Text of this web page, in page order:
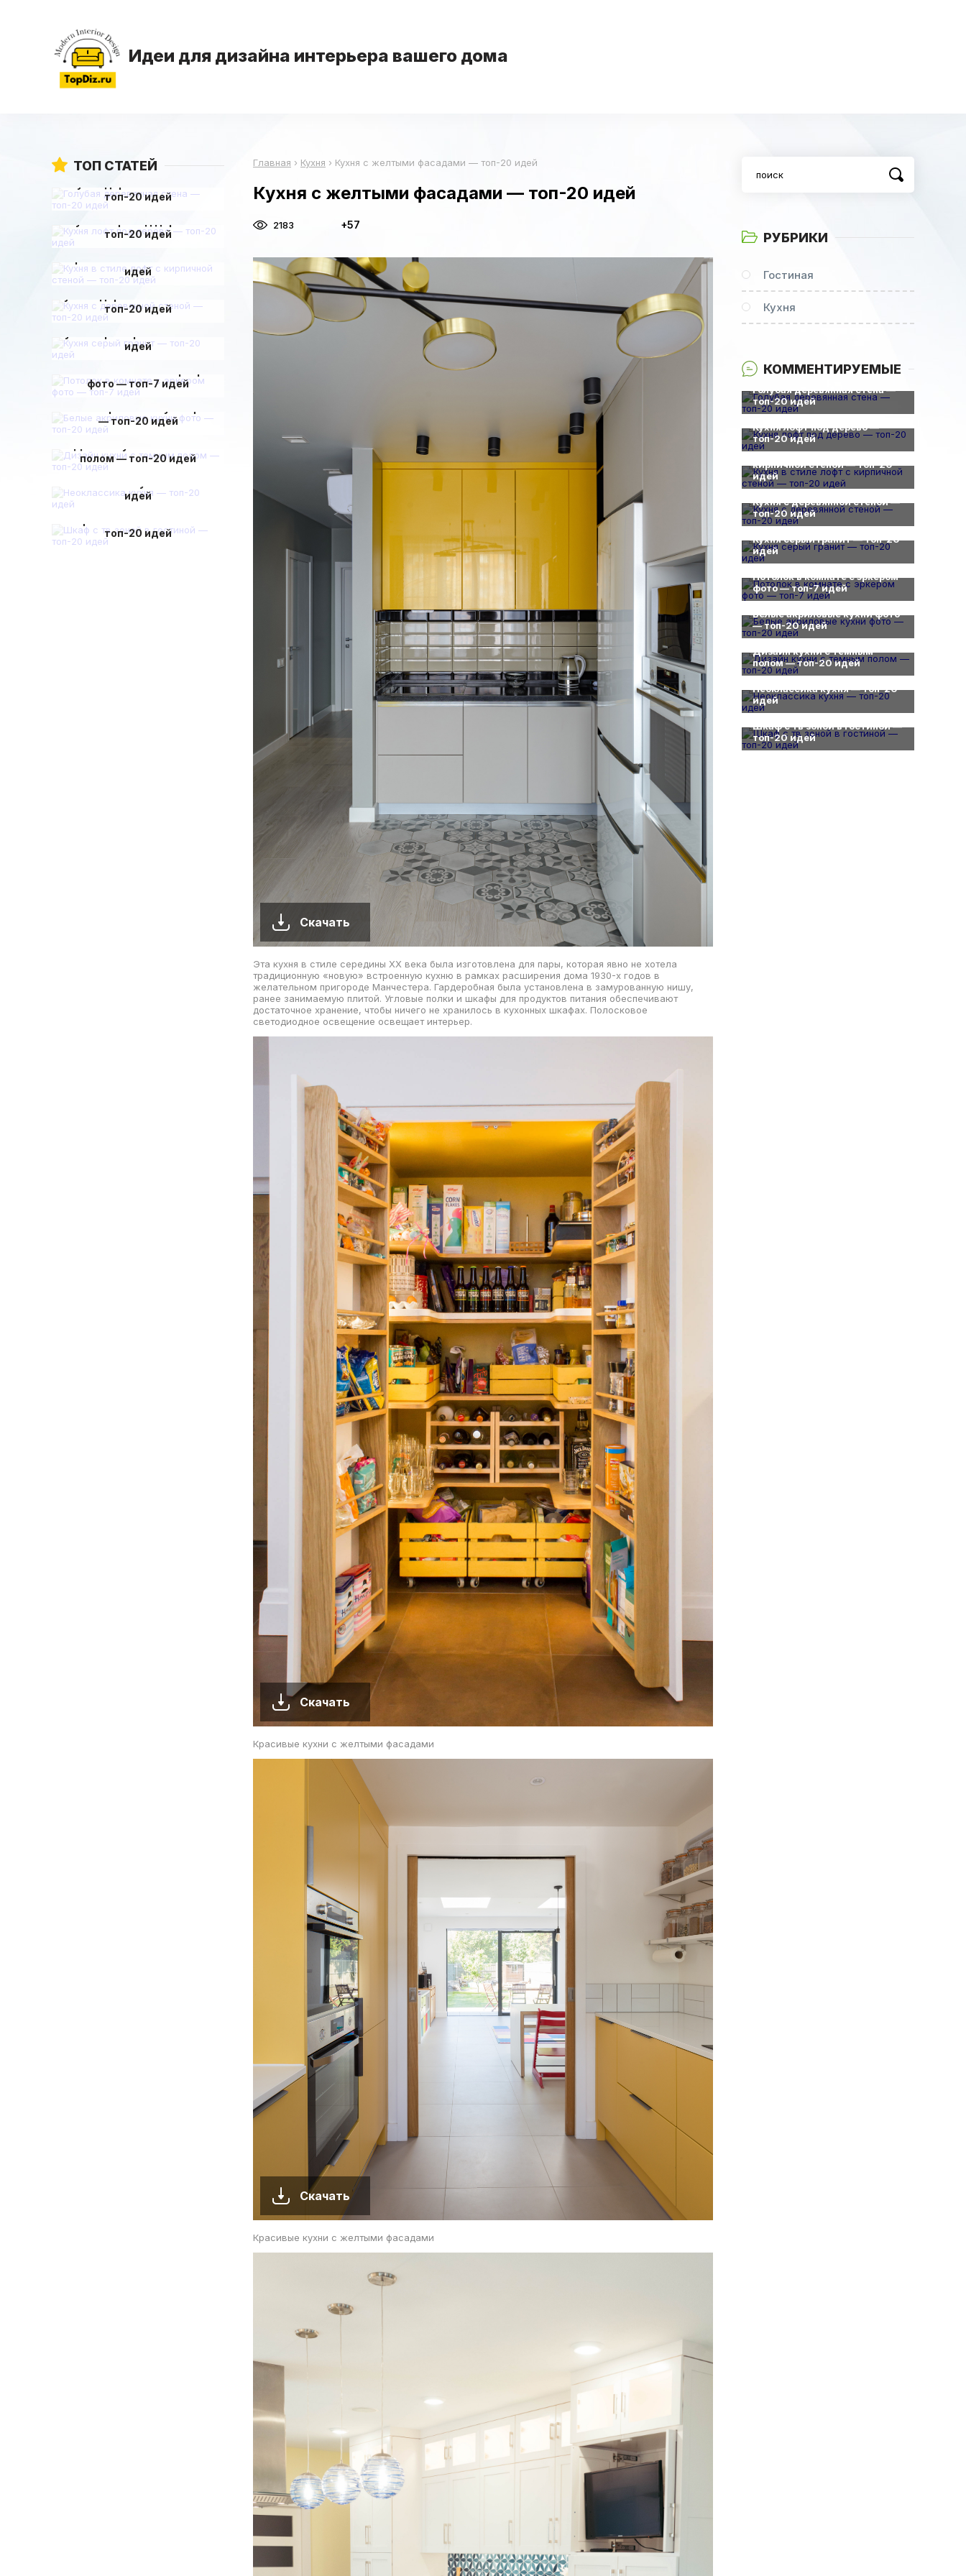
Идеи для дизайна интерьера вашего дома
Главная › Кухня › Кухня с желтыми фасадами — топ-20 идей
Кухня с желтыми фасадами — топ-20 идей
2183 +57
Скачать
Эта кухня в стиле середины XX века была изготовлена для пары, которая явно не хотела
традиционную «новую» встроенную кухню в рамках расширения дома 1930-х годов в
желательном пригороде Манчестера. Гардеробная была установлена в замурованную нишу,
ранее занимаемую плитой. Угловые полки и шкафы для продуктов питания обеспечивают
достаточное хранение, чтобы ничего не хранилось в кухонных шкафах. Полосковое
светодиодное освещение освещает интерьер.
Скачать
Красивые кухни с желтыми фасадами
Скачать
Красивые кухни с желтыми фасадами
ТОП СТАТЕЙ
топ-20 идей
топ-20 идей
идей
топ-20 идей
идей
фото — топ-7 идей
— топ-20 идей
полом — топ-20 идей
идей
топ-20 идей
РУБРИКИ
Гостиная
Кухня
КОММЕНТИРУЕМЫЕ
Голубая деревянная стена —
топ-20 идей
0
Кухня лофт под дерево —
топ-20 идей
Кухня в стиле лофт с
кирпичной стеной — топ-20
идей
0
Кухня с деревянной стеной —
топ-20 идей
Кухня серый гранит — топ-20
идей
Потолок в комнате с эркером
фото — топ-7 идей
Белые акриловые кухни фото
— топ-20 идей
Дизайн кухни с темным
полом — топ-20 идей
Неоклассика кухня — топ-20
идей
Шкаф с тв зоной в гостиной —
топ-20 идей